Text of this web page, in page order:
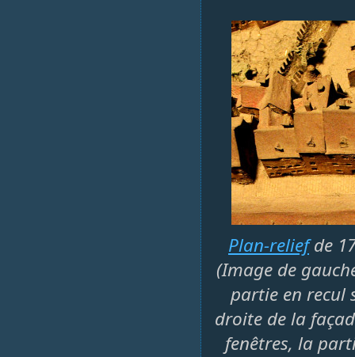
Plan-reliefde
(Image de
partie en recul
droite de la
fenêtres, la